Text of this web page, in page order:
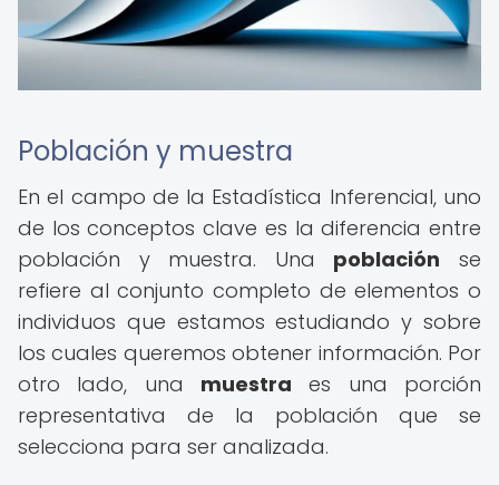
Población y muestra
En el campo de la Estadística Inferencial, uno
de los conceptos clave es la diferencia entre
población y muestra. Una población se
refiere al conjunto completo de elementos o
individuos que estamos estudiando y sobre
los cuales queremos obtener información. Por
otro lado, una muestra es una porción
representativa de la población que se
selecciona para ser analizada.